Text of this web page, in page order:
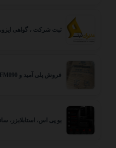
ثبت شرکت ، گواهی
فروش پلی آمید و FM090 وارداتی
یو پی اس، استابلایزر،